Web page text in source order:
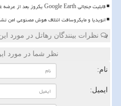
قابلیت جنجالی Google Earth یکروز بعد از عرضه غیرفعال شد
انویدیا و مایکروسافت ائتلاف هوش مصنوعی امن
نظرات بینندگان رهاتل در مورد
نظر شما در مورد
نام:
ایمیل: